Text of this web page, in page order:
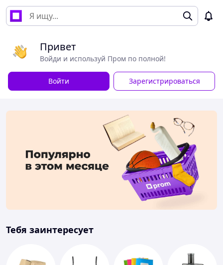
Привет
Войди и используй Пром по полной!
Войти Зарегистрироваться
Тебя заинтересует